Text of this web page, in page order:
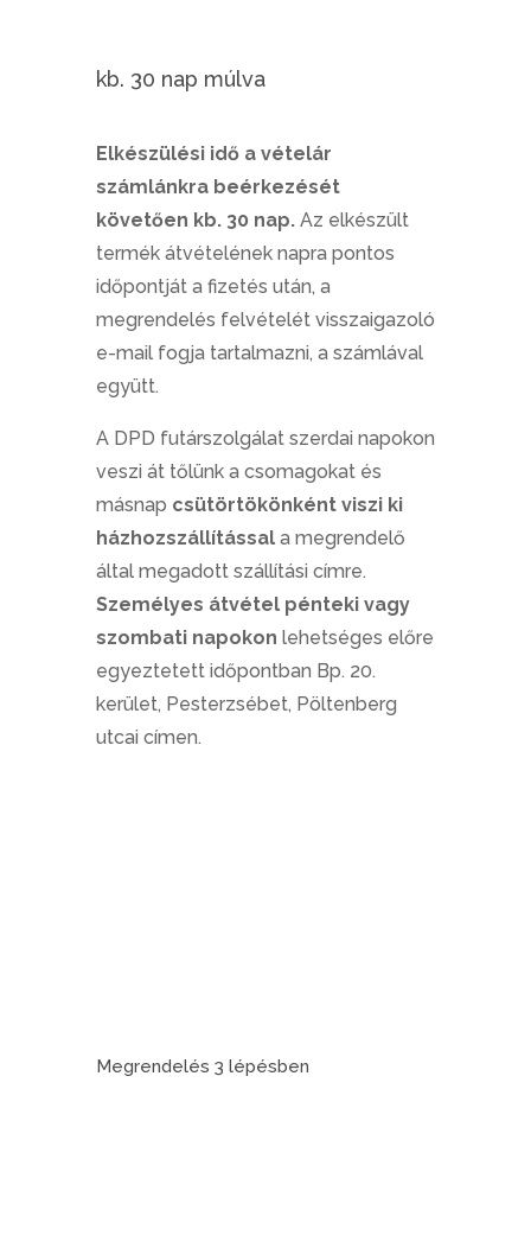
kb. 30 nap múlva
Elkészülési idő a vételár
számlánkra beérkezését
követően kb. 30 nap.Az elkészült
termék átvételének napra pontos
időpontját a fizetés után, a
megrendelés felvételét visszaigazoló
e-mail fogja tartalmazni, a számlával
együtt.
A DPD futárszolgálat szerdai napokon
veszi át tőlünk a csomagokat és
másnap csütörtökönként viszi ki
házhozszállítássala megrendelő
által megadott szállítási címre.
Személyes átvétel pénteki vagy
szombati napokon lehetséges előre
egyeztetett időpontban Bp. 20.
kerület, Pesterzsébet, Pöltenberg
utcai címen.
Megrendelés 3 lépésben